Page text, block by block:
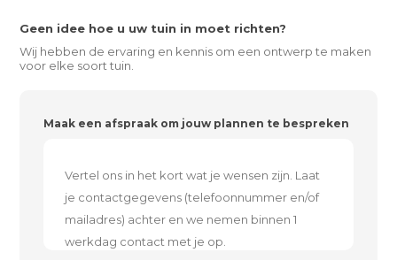
Geen idee hoe u uw tuin in moet richten?
Wij hebben de ervaring en kennis om een ontwerp te maken
voor elke soort tuin.
Maak een afspraak om jouw plannen te bespreken